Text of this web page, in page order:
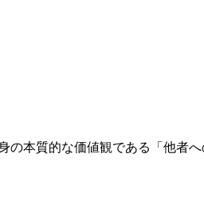
の本質的な価値観である「他